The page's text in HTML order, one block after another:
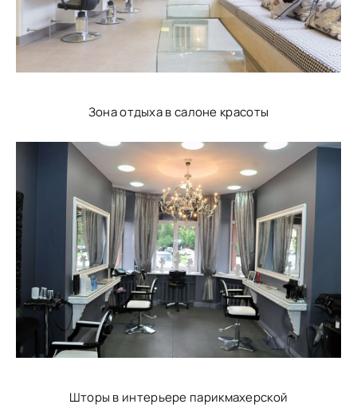
Зона отдыха в салоне красоты
Шторы в интерьере парикмахерской